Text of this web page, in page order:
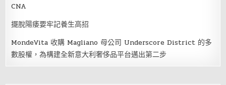
CNA
擺脫陽痿要牢記養生高招
MondeVita 收購 Magliano 母公司 Underscore District 的多
數股權，為構建全新意大利奢侈品平台邁出第二步